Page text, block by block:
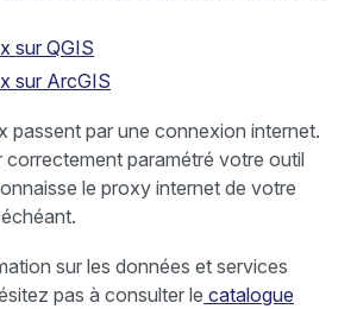
sur QGIS
sur ArcGIS
passent par une connexion internet.
paramétré votre outil
le proxy internet de votre
sur les données et services
pas à consulter le catalogue